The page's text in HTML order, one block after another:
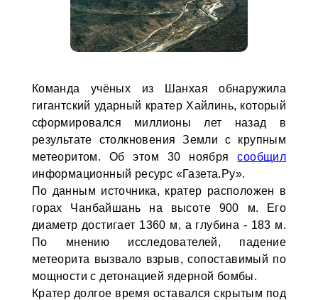
Команда учёных из Шанхая обнаружила
гигантский ударный кратер Хайлинь, который
сформировался миллионы лет назад в
результате столкновения Земли с крупным
метеоритом. Об этом 30 ноябрясообщил
информационный ресурс «Газета.Ру».
По данным источника, кратер расположен в
горах Чанбайшань на высоте 900 м. Его
диаметр достигает 1360 м, а глубина - 183 м.
По мнению исследователей, падение
метеорита вызвало взрыв, сопоставимый по
мощности с детонацией ядерной бомбы.
Кратер долгое время оставался скрытым под